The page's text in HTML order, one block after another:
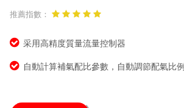
推薦指數：
采用高精度質量流量控制器
自動計算補氣配比參數，自動調節配氣比例